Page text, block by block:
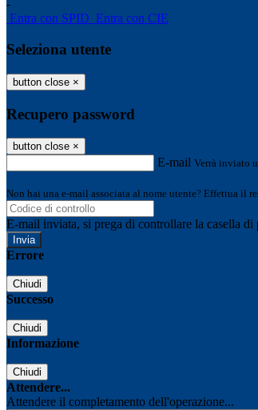
-
Entra con SPID Entra con CIE
Seleziona utente
button close ×
Recupero password
button close ×
E-mail Verrà inviato
Non hai una e-mail associata al nome utente? Effettua il
E-mail inviata, si prega di controllare la casella di
Errore
Chiudi
Successo
Chiudi
Informazione
Chiudi
Attendere...
Attendere il completamento dell'operazione...